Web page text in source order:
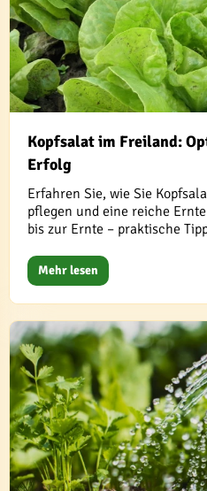
Kopfsalat im Freiland:
Erfolg
Erfahren Sie, wie Sie
pflegen und eine reiche
bis zur Ernte – praktische
Mehr lesen